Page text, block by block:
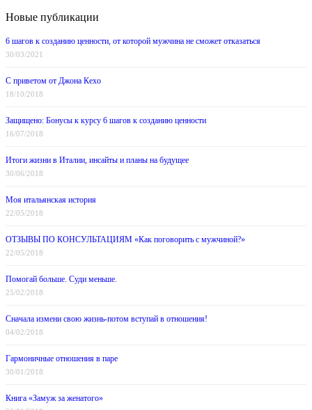
Новые публикации
6 шагов к созданию ценности, от которой мужчина не сможет отказаться
30/03/2021
С приветом от Джона Кехо
18/10/2018
Защищено: Бонусы к курсу 6 шагов к созданию ценности
16/07/2018
Итоги жизни в Италии, инсайты и планы на будущее
30/06/2018
Моя итальянская история
22/05/2018
ОТЗЫВЫ ПО КОНСУЛЬТАЦИЯМ «Как поговорить с мужчиной?»
22/05/2018
Помогай больше. Суди меньше.
25/02/2018
Сначала измени свою жизнь-потом вступай в отношения!
04/02/2018
Гармоничные отношения в паре
30/01/2018
Книга «Замуж за женатого»